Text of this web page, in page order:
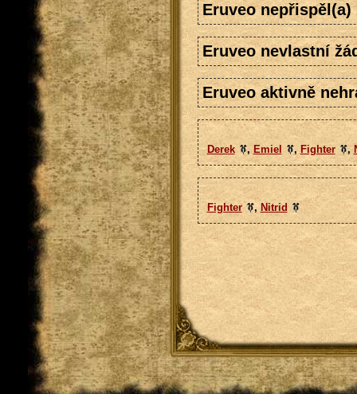
Eruveo
Eruveo nevlastní
Eruveo aktivně
Derek , Emiel , Fighter ,
Fighter , Nitrid